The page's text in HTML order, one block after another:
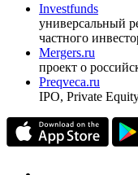
Investfunds
универсальный
частного
Mergers.ru
проект о
Preqveca.ru
IPO, Private